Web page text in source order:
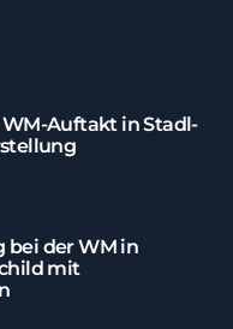
Auftakt in Stadl-
bei der WM in
mit